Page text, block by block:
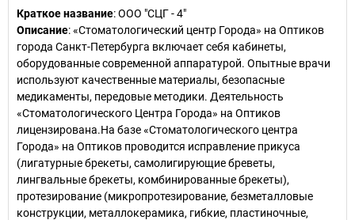
Краткое название:ООО "СЦГ - 4"
Описание: «Стоматологический центр Города» на Оптиков
города Санкт-Петербурга включает себя кабинеты,
оборудованные современной аппаратурой. Опытные врачи
используют качественные материалы, безопасные
медикаменты, передовые методики. Деятельность
«Стоматологического Центра Города» на Оптиков
лицензирована.На базе «Стоматологического центра
Города» на Оптиков проводится исправление прикуса
(лигатурные брекеты, самолигирующие бреветы,
лингвальные брекеты, комбинированные брекеты),
протезирование (микропротезирование, безметалловые
конструкции, металлокерамика, гибкие, пластиночные,